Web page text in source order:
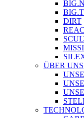
DIRT
ÜBER UNS